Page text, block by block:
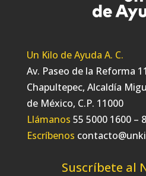
Un Kilo de Ayuda A. C.
Av. Paseo de la Reforma
Chapultepec, Alcaldía
de México, C.P. 11000
Llámanos 55 5000 1600 –
Escríbenos
Suscríbete al